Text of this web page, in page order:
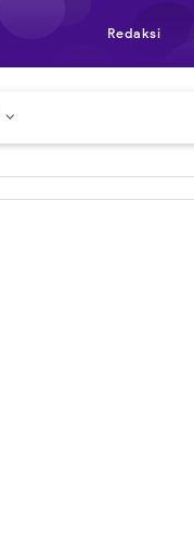
Redaksi